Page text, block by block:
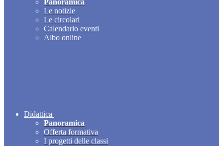
Panoramica
Le notizie
Le circolari
Calendario eventi
Albo online
Didattica
Panoramica
Offerta formativa
I progetti delle classi